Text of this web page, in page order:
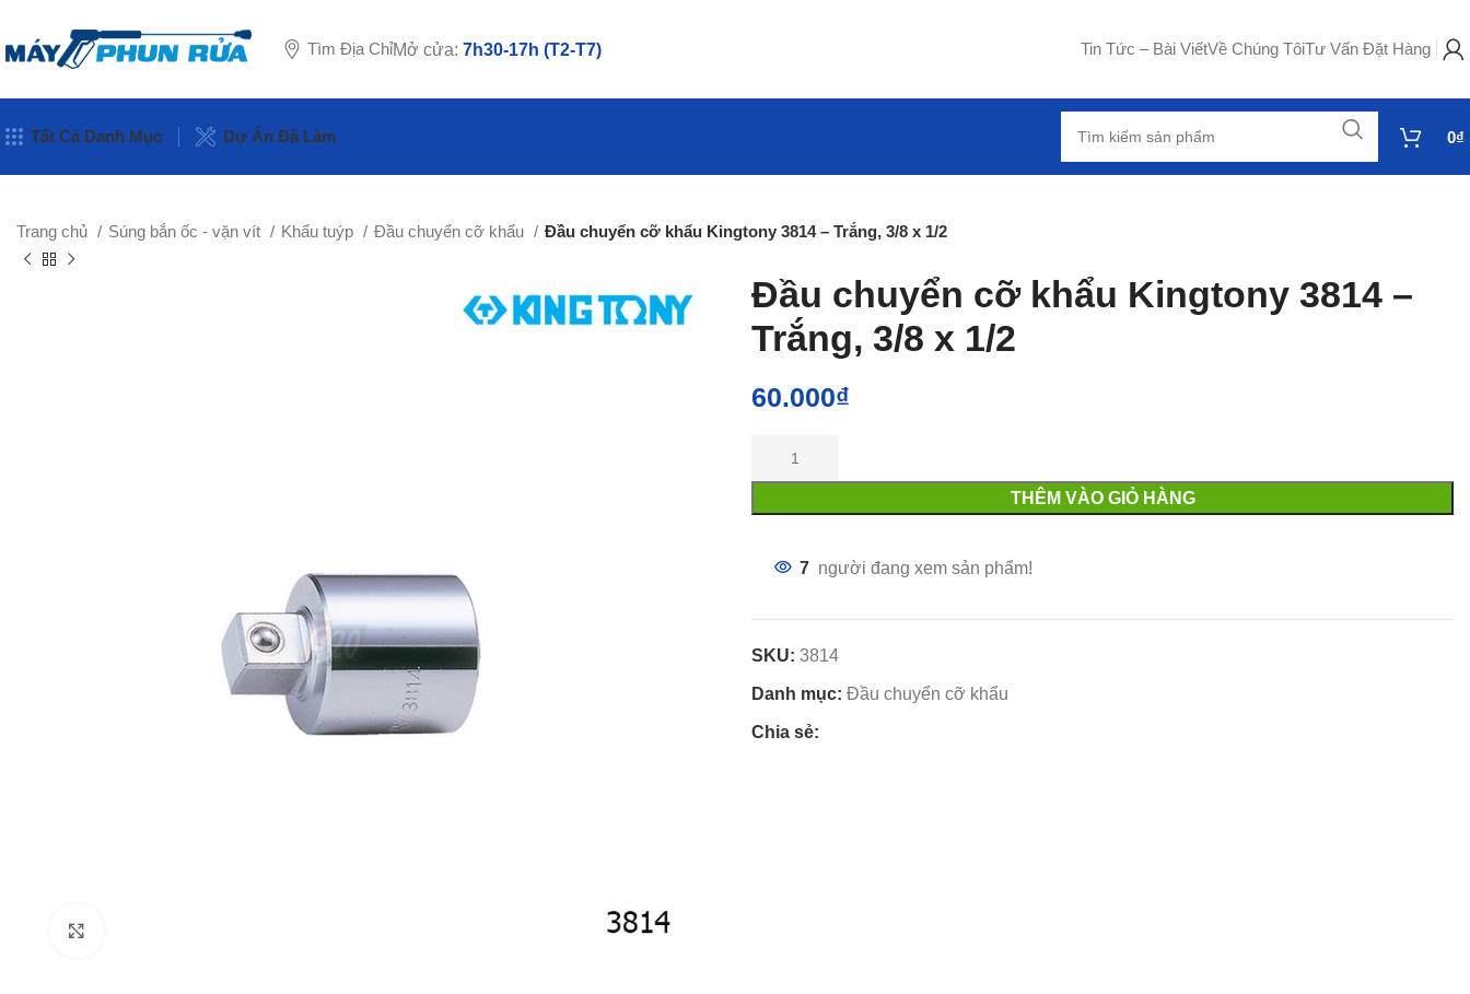
Tìm Địa ChỉMở cửa: 7h30-17h (T2-T7) Tin Tức – Bài ViếtVề Chúng TôiTư Vấn Đặt Hàng
Tất Cả Danh Mục Dự Án Đã Làm 0₫
Trang chủ Súng bắn ốc - vặn vít Khẩu tuýp Đầu chuyển cỡ khẩu Đầu chuyển cỡ khẩu Kingtony 3814 – Trắng, 3/8 x 1/2
Đầu chuyển cỡ khẩu Kingtony 3814 –
Trắng, 3/8 x 1/2
60.000₫
THÊM VÀO GIỎ HÀNG
7 người đang xem sản phẩm!
SKU: 3814
Danh mục: Đầu chuyển cỡ khẩu
Chia sẻ: